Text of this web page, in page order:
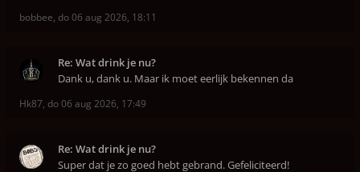
bobbee, do 06 aug 2026, 18:11
Re: Wat drink je nu?
Dank u, dank u. Maar ik moet eerlijk bekennen da
Hk87, do 06 aug 2026, 17:49
Re: Wat drink je nu?
Super dat je zo goed hebt gebrand. Gefeliciteerd!